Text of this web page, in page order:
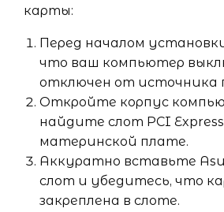
карты:
Перед началом
что ваш компьютер
отключен от источника
Откройте корпус
найдите слот PCI Express
материнской плате.
Аккуратно вставьте
слот и убедитесь, что
закреплена в слоте.